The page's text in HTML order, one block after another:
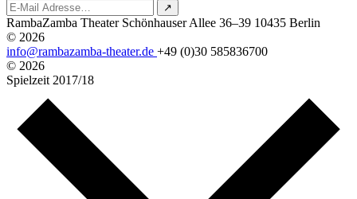
↗
RambaZamba Theater Schönhauser Allee 36–39 10435 Berlin
© 2026
info@rambazamba-theater.de +49 (0)30 585836700
© 2026
Spielzeit 2017/18